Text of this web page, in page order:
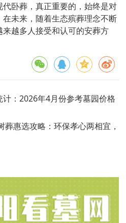
卧葬，真正重要的，始终是对
未来，随着生态殡葬理念不断
越多人接受和认可的安葬方
：2026年4月份参考墓园价格
葬惠选攻略：环保孝心两相宜，